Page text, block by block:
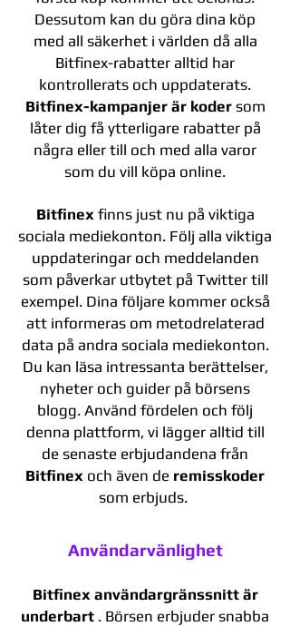
Dessutom kan du göra dina köp
med all säkerhet i världen då alla
Bitfinex-rabatter alltid har
kontrollerats och uppdaterats.
Bitfinex-kampanjer är kodersom
låter dig få ytterligare rabatter på
några eller till och med alla varor
som du vill köpa online.
Bitfinexfinns just nu på viktiga
sociala mediekonton. Följ alla viktiga
uppdateringar och meddelanden
som påverkar utbytet på Twitter till
exempel. Dina följare kommer också
att informeras om metodrelaterad
data på andra sociala mediekonton.
Du kan läsa intressanta berättelser,
nyheter och guider på börsens
blogg. Använd fördelen och följ
denna plattform, vi lägger alltid till
de senaste erbjudandena från
Bitfinex och även de remisskoder
som erbjuds.
Användarvänlighet
Bitfinex användargränssnitt är
underbart . Börsen erbjuder snabba